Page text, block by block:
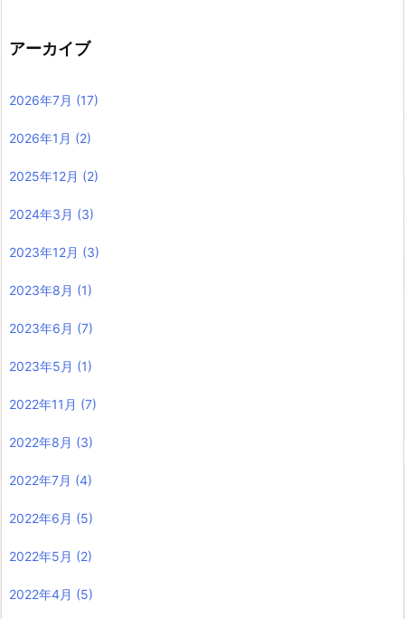
アーカイブ
2026年7月 (17)
2026年1月 (2)
2025年12月 (2)
2024年3月 (3)
2023年12月 (3)
2023年8月 (1)
2023年6月 (7)
2023年5月 (1)
2022年11月 (7)
2022年8月 (3)
2022年7月 (4)
2022年6月 (5)
2022年5月 (2)
2022年4月 (5)